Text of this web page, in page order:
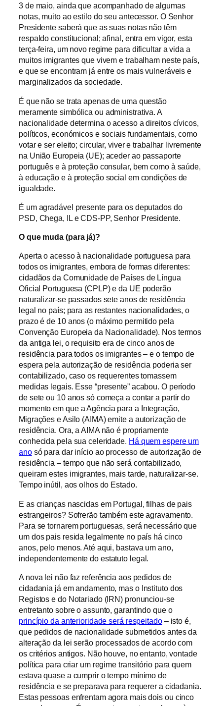
3 de maio, ainda que acompanhado de algumas
notas, muito ao estilo do seu antecessor. O Senhor
Presidente saberá que as suas notas não têm
respaldo constitucional; afinal, entra em vigor, esta
terça-feira, um novo regime para dificultar a vida a
muitos imigrantes que vivem e trabalham neste país,
e que se encontram já entre os mais vulneráveis e
marginalizados da sociedade.
É que não se trata apenas de uma questão
meramente simbólica ou administrativa. A
nacionalidade determina o acesso a direitos cívicos,
políticos, económicos e sociais fundamentais, como
votar e ser eleito; circular, viver e trabalhar livremente
na União Europeia (UE); aceder ao passaporte
português e à proteção consular, bem como à saúde,
à educação e à proteção social em condições de
igualdade.
É um agradável presente para os deputados do
PSD, Chega, IL e CDS-PP, Senhor Presidente.
O que muda (para já)?
Aperta o acesso à nacionalidade portuguesa para
todos os imigrantes, embora de formas diferentes:
cidadãos da Comunidade de Países de Língua
Oficial Portuguesa (CPLP) e da UE poderão
naturalizar-se passados sete anos de residência
legal no país; para as restantes nacionalidades, o
prazo é de 10 anos (o máximo permitido pela
Convenção Europeia da Nacionalidade). Nos termos
da antiga lei, o requisito era de cinco anos de
residência para todos os imigrantes – e o tempo de
espera pela autorização de residência poderia ser
contabilizado, caso os requerentes tomassem
medidas legais. Esse “presente” acabou. O período
de sete ou 10 anos só começa a contar a partir do
momento em que a Agência para a Integração,
Migrações e Asilo (AIMA) emite a autorização de
residência. Ora, a AIMA não é propriamente
conhecida pela sua celeridade. Há quem espere um
anosó para dar início ao processo de autorização de
residência – tempo que não será contabilizado,
queiram estes imigrantes, mais tarde, naturalizar-se.
Tempo inútil, aos olhos do Estado.
E as crianças nascidas em Portugal, filhas de pais
estrangeiros? Sofrerão também este agravamento.
Para se tornarem portuguesas, será necessário que
um dos pais resida legalmente no país há cinco
anos, pelo menos. Até aqui, bastava um ano,
independentemente do estatuto legal.
A nova lei não faz referência aos pedidos de
cidadania já em andamento, mas o Instituto dos
Registos e do Notariado (IRN) pronunciou-se
entretanto sobre o assunto, garantindo que o
princípio da anterioridade será respeitado– isto é,
que pedidos de nacionalidade submetidos antes da
alteração da lei serão processados de acordo com
os critérios antigos. Não houve, no entanto, vontade
política para criar um regime transitório para quem
estava quase a cumprir o tempo mínimo de
residência e se preparava para requerer a cidadania.
Estas pessoas enfrentam agora mais dois ou cinco